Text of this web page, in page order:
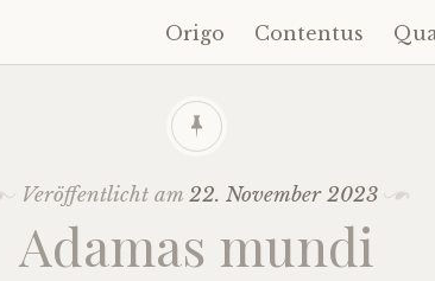
Zum
Inhalt
springen
Origo Contentus
Veröffentlicht am22. November 2023
Adamas mundi